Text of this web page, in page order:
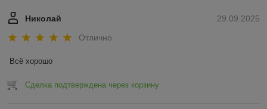
29.09.2025
Николай
Отлично
Всё хорошо
Сделка подтверждена через корзину